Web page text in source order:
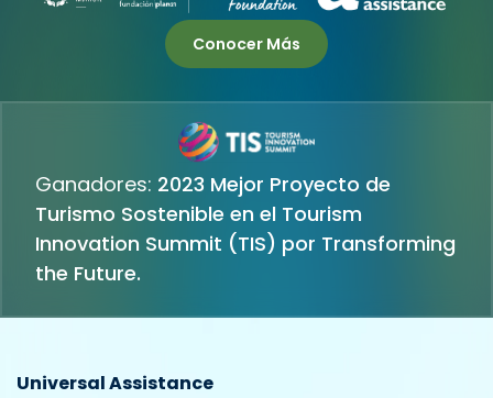
Conocer Más
Ganadores: 2023 Mejor Proyecto de
Turismo Sostenible en el Tourism
Innovation Summit (TIS) por Transforming
the Future.
Universal Assistance